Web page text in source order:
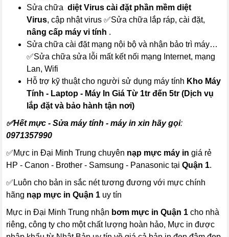
Sửa chữa diệt Viruscài đặt phần mềm diệt
Virus, cập nhật virus ✅Sửa chữa lắp ráp, cài đặt,
nâng cấp máy vi tính .
Sửa chữa cài đặt mạng nội bộ và nhận bảo trì máy…
✅Sửa chữa sửa lỗi mất kết nối mạng Internet, mạng
Lan, Wifi
Hỗ trợ kỹ thuật cho người sử dụng máy tính Kho Máy
Tính - Laptop - Máy In Giá Từ 1tr đến 5tr (Dịch vụ
lắp đặt và bảo hành tận nơi)
✅Hết mực - Sửa máy tính - máy in xin hãy gọi:
0971357990
✅Mực in Đại Minh Trung chuyên nạp mực máy in giá rẻ
HP - Canon - Brother - Samsung - Panasonic tạiQuận 1.
✅Luôn cho bản in sắc nét tương đương với mực chính
hãng nạp mực in Quận 1 uy tín
Mực in Đại Minh Trung nhận bơm mực in Quận 1cho nhà
riêng, công ty cho một chất lượng hoàn hảo, Mực in được